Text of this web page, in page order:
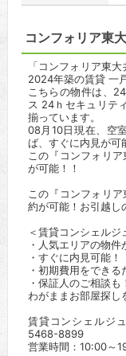
コンフォリア東
「コンフォリア東
2024年築の賃貸 一
こちらの物件は、
ス 24ｈセキュリテ
揃っています。
08月10日現在、空
ば、すぐに内見が可
この『コンフォリ
が可能！！
この『コンフォリ
約が可能！お引越し
＜賃貸コンシェルジ
・人気エリアの物件
・すぐに内見可能！
・初期費用をできる
・保証人のご相談も
わがままお部屋探し
賃貸コンシェルジ
5468-8899
営業時間：10:00～